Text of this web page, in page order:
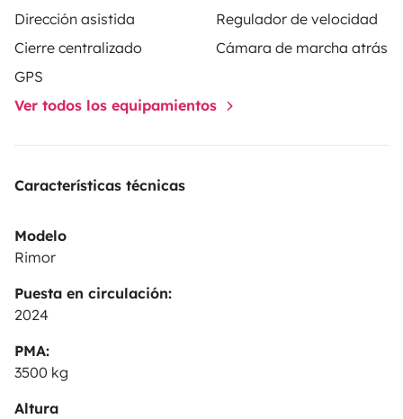
Dirección asistida
Regulador de velocidad
Cierre centralizado
Cámara de marcha atrás
GPS
Ver todos los equipamientos
Características técnicas
Modelo
Rimor
Puesta en circulación:
2024
PMA:
3500 kg
Altura